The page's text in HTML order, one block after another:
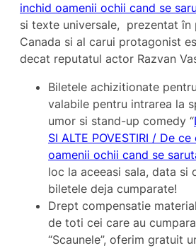
inchid oamenii ochii cand se
si texte universale, prezentat în
Canada si al carui protagonist
decat reputatul actor Razvan
Biletele achizitionate
valabile pentru intrarea la
umor si stand-up comedy “
SI ALTE POVESTIRI / De
oamenii ochii cand se
loc la aceeasi sala, data si
biletele deja cumparate!
Drept compensatie
de toti cei care au
“Scaunele”, oferim gratuit